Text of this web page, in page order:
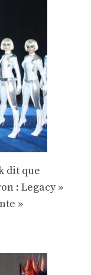
dit que
: Legacy »
»